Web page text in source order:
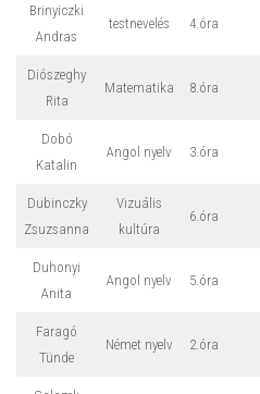
Brinyiczki
Andras
testnevelés 4.óra
Diószeghy
Rita
Matematika 8.óra
Dobó
Katalin
Angol nyelv 3.óra
Dubinczky
Zsuzsanna
Vizuális
kultúra
6.óra
Duhonyi
Anita
Angol nyelv 5.óra
Faragó
Tünde
Német nyelv 2.óra